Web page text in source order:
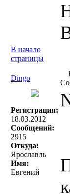
В начало
страницы
Dingo
Регистрация:
18.03.2012
Сообщений:
2915
Откуда:
Ярославль
Имя:
Евгений